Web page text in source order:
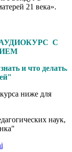
21 века».
С
и что делать.
ниже для
наук,